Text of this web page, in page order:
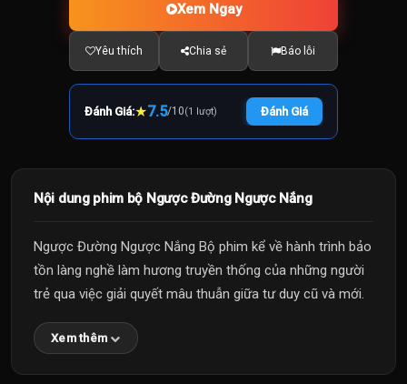
Xem Ngay
Yêu thích Chia sẻ Báo lỗi
Đánh Giá:★7.5/10(1 lượt) Đánh Giá
Nội dung phim bộ Ngược Đường Ngược Nắng
Ngược Đường Ngược Nắng Bộ phim kể về hành trình bảo
tồn làng nghề làm hương truyền thống của những người
trẻ qua việc giải quyết mâu thuẫn giữa tư duy cũ và mới.
Xem thêm